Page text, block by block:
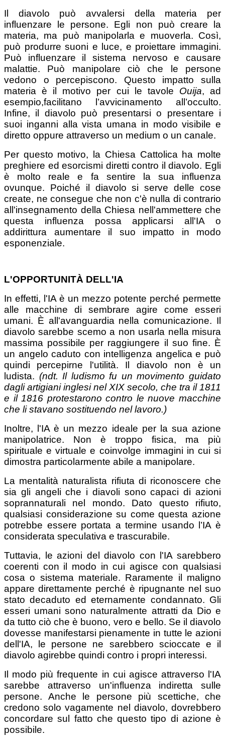
Il diavolo può avvalersi della materia per
influenzare le persone. Egli non può creare la
materia, ma può manipolarla e muoverla. Così,
può produrre suoni e luce, e proiettare immagini.
Può influenzare il sistema nervoso e causare
malattie. Può manipolare ciò che le persone
vedono o percepiscono. Questo impatto sulla
materia è il motivo per cui le tavole Ouija, ad
esempio,facilitano l’avvicinamento all’occulto.
Infine, il diavolo può presentarsi o presentare i
suoi inganni alla vista umana in modo visibile e
diretto oppure attraverso un medium o un canale.
Per questo motivo, la Chiesa Cattolica ha molte
preghiere ed esorcismi diretti contro il diavolo. Egli
è molto reale e fa sentire la sua influenza
ovunque. Poiché il diavolo si serve delle cose
create, ne consegue che non c'è nulla di contrario
all'insegnamento della Chiesa nell'ammettere che
questa influenza possa applicarsi all'IA o
addirittura aumentare il suo impatto in modo
esponenziale.
L'OPPORTUNITÀ DELL'IA
In effetti, l'IA è un mezzo potente perché permette
alle macchine di sembrare agire come esseri
umani. È all'avanguardia nella comunicazione. Il
diavolo sarebbe scemo a non usarla nella misura
massima possibile per raggiungere il suo fine. È
un angelo caduto con intelligenza angelica e può
quindi percepirne l'utilità. Il diavolo non è un
ludista. (ndt. Il ludismo fu un movimento guidato
dagli artigiani inglesi nel XIX secolo, che tra il 1811
e il 1816 protestarono contro le nuove macchine
che li stavano sostituendo nel lavoro.)
Inoltre, l'IA è un mezzo ideale per la sua azione
manipolatrice. Non è troppo fisica, ma più
spirituale e virtuale e coinvolge immagini in cui si
dimostra particolarmente abile a manipolare.
La mentalità naturalista rifiuta di riconoscere che
sia gli angeli che i diavoli sono capaci di azioni
soprannaturali nel mondo. Dato questo rifiuto,
qualsiasi considerazione su come questa azione
potrebbe essere portata a termine usando l’IA è
considerata speculativa e trascurabile.
Tuttavia, le azioni del diavolo con l'IA sarebbero
coerenti con il modo in cui agisce con qualsiasi
cosa o sistema materiale. Raramente il maligno
appare direttamente perché è ripugnante nel suo
stato decaduto ed eternamente condannato. Gli
esseri umani sono naturalmente attratti da Dio e
da tutto ciò che è buono, vero e bello. Se il diavolo
dovesse manifestarsi pienamente in tutte le azioni
dell'IA, le persone ne sarebbero scioccate e il
diavolo agirebbe quindi contro i propri interessi.
Il modo più frequente in cui agisce attraverso l'IA
sarebbe attraverso un'influenza indiretta sulle
persone. Anche le persone più scettiche, che
credono solo vagamente nel diavolo, dovrebbero
concordare sul fatto che questo tipo di azione è
possibile.